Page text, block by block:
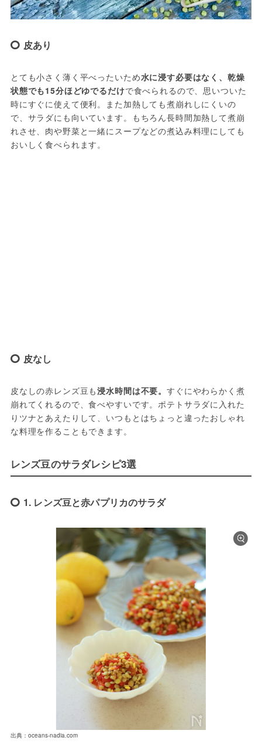
皮あり
とても小さく薄く平べったいため水に浸す必要はなく、乾燥
状態でも15分ほどゆでるだけで食べられるので、思いついた
時にすぐに使えて便利。また加熱しても煮崩れしにくいの
で、サラダにも向いています。もちろん長時間加熱して煮崩
れさせ、肉や野菜と一緒にスープなどの煮込み料理にしても
おいしく食べられます。
皮なし
皮なしの赤レンズ豆も浸水時間は不要。すぐにやわらかく煮
崩れてくれるので、食べやすいです。ポテトサラダに入れた
りツナとあえたりして、いつもとはちょっと違ったおしゃれ
な料理を作ることもできます。
レンズ豆のサラダレシピ3選
1. レンズ豆と赤パプリカのサラダ
出典：oceans-nadia.com